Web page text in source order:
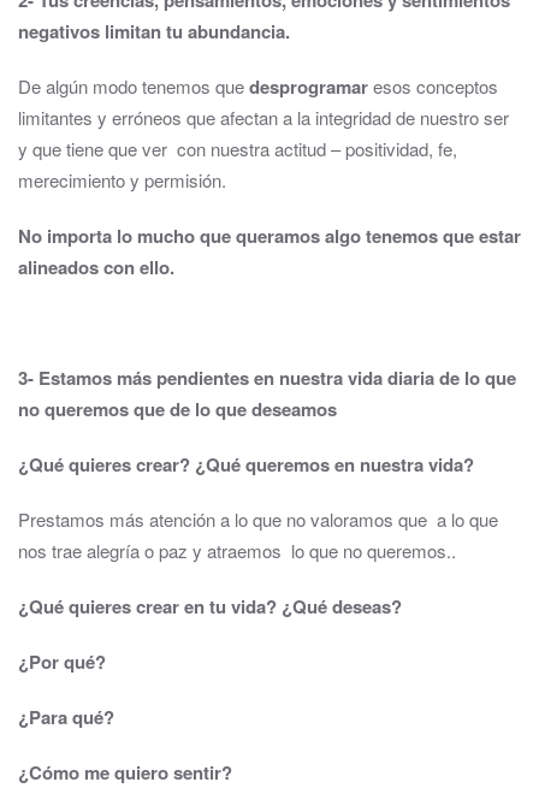
negativos limitan tu abundancia.
De algún modo tenemos quedesprogramaresos conceptos
limitantes y erróneos que afectan a la integridad de nuestro ser
y que tiene que ver con nuestra actitud – positividad, fe,
merecimiento y permisión.
No importa lo mucho que queramos algo tenemos que estar
alineados con ello.
3- Estamos más pendientes en nuestra vida diaria de lo que
no queremos que de lo que deseamos
¿Qué quieres crear? ¿Qué queremos en nuestra vida?
Prestamos más atención a lo que no valoramos que a lo que
nos trae alegría o paz y atraemos lo que no queremos..
¿Qué quieres crear en tu vida? ¿Qué deseas?
¿Por qué?
¿Para qué?
¿Cómo me quiero sentir?